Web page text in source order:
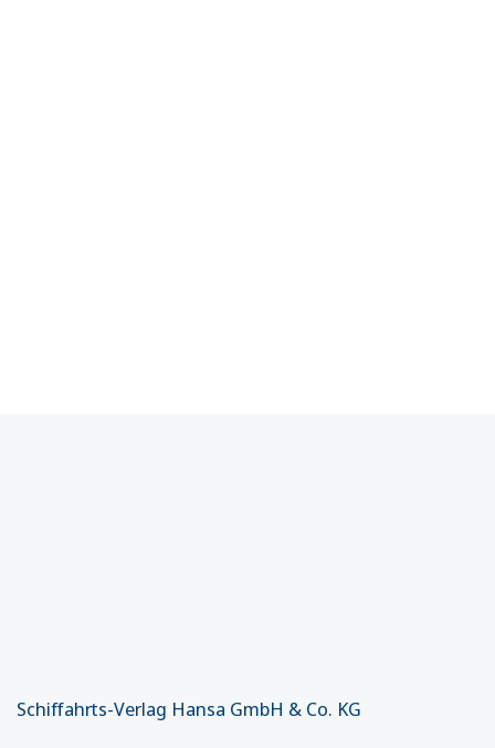
Schiffahrts-Verlag Hansa GmbH & Co. KG